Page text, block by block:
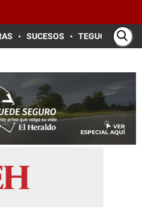
SUCESOS TEGUCIGALPA